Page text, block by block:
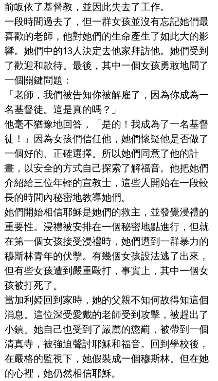
前皈依了基督教，並因此失去了工作。
一段時間過去了，但一群女孩並沒有忘記她們最
喜歡的老師，他對她們的生命產生了如此大的影
響。她們中的13人決定去他家拜訪他。她們受到
了歡迎和款待。最後，其中一個女孩勇敢地問了
一個關鍵問題：
「老師，我們被告知你被解雇了，因為你成為一
名基督徒。這是真的嗎？」
他毫不猶豫地回答，「是的！我成為了一名基督
徒！」因為女孩們信任他，她們懷疑他是否做了
一個好的、正確選擇。所以她們同意了他的計
畫，以安全的方式自己探索了解福音。他把她們
介紹給三位年輕的宣教士，這些人開始在一段較
長的時間內秘密地教導她們。
她們開始相信耶穌是她們的救主，並發覺浸禮的
重要性。浸禮被安排在一個秘密地點進行，但就
在第一個女孩接受浸禮時，她們遭到一群暴力的
穆斯林青年的伏擊。有幾個女孩設法逃了出來，
但有些女孩遭到嚴重毆打，事實上，其中一個女
孩被打死了。
當加利婭回到家時，她的父親不知何故得知這個
消息。這位深受愛戴的老師受到攻擊，被趕出了
小鎮。她自己也受到了嚴厲的懲罰，被帶到一個
清真寺，被強迫聲討耶穌和福音。回到學校後，
在嚴格的監視下，她假裝成一個穆斯林。但在她
的心裡，她仍然相信耶穌。